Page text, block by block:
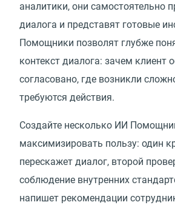
аналитики, они самостоятельно
диалога и представят готовые
Помощники позволят глубже
контекст диалога: зачем клиент
согласовано, где возникли
требуются действия.
Создайте несколько ИИ
максимизировать пользу: один
перескажет диалог, второй
соблюдение внутренних
напишет рекомендации